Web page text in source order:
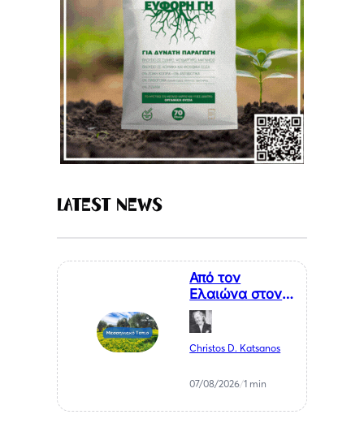
Latest News
Από τον
Ελαιώνα στον
Επισκέπτη. Η
Κυκλική
Οικονομία ως
Κλειδί για το
Μεσσηνίας
Christos D. Katsanos
07/08/2026/1 min